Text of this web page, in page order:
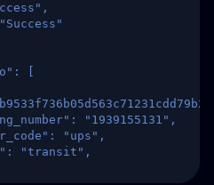
[
"1939155131",
"ups",
"transit",